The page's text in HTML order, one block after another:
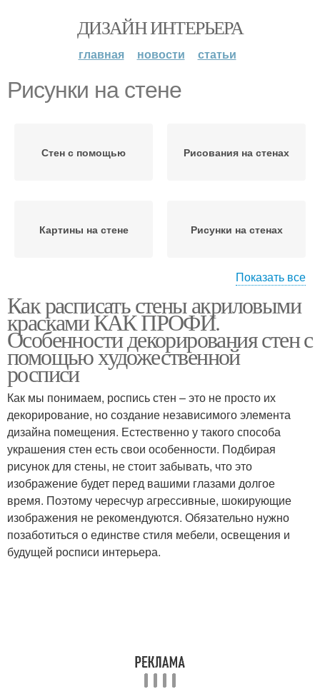
ДИЗАЙН ИНТЕРЬЕРА
главная новости статьи
Рисунки на стене
Стен с помощью Рисования на стенах
Картины на стене Рисунки на стенах
Рисунок на стене Стены под нанесение
Узоры на стенах
Трафаретный рисунок Картина на стене
Показать все
Как расписать стены акриловыми
красками КАК ПРОФИ.
Особенности декорирования стен с
помощью художественной
росписи
Как мы понимаем, роспись стен – это не просто их
декорирование, но создание независимого элемента
дизайна помещения. Естественно у такого способа
украшения стен есть свои особенности. Подбирая
рисунок для стены, не стоит забывать, что это
изображение будет перед вашими глазами долгое
время. Поэтому чересчур агрессивные, шокирующие
изображения не рекомендуются. Обязательно нужно
позаботиться о единстве стиля мебели, освещения и
будущей росписи интерьера.